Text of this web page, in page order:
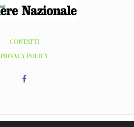
CONTATTI
PRIVACY POLICY